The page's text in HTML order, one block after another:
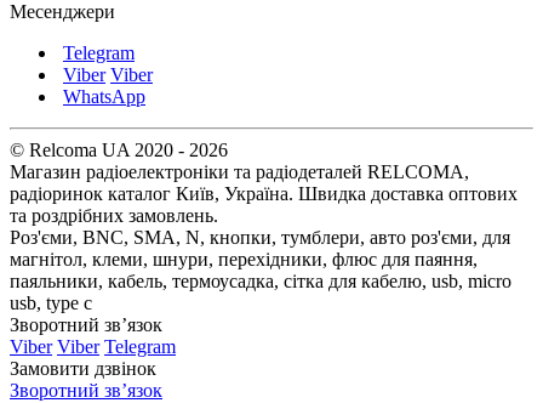
Месенджери
Telegram
Viber Viber
WhatsApp
© Relcoma UA 2020 - 2026
Магазин радіоелектроніки та радіодеталей RELCOMA,
радіоринок каталог Київ, Україна. Швидка доставка оптових
та роздрібних замовлень.
Роз'єми, BNC, SMA, N, кнопки, тумблери, авто роз'єми, для
магнітол, клеми, шнури, перехідники, флюс для паяння,
паяльники, кабель, термоусадка, сітка для кабелю, usb, micro
usb, type c
Зворотний зв’язок
Viber Viber Telegram
Замовити дзвінок
Зворотний зв’язок